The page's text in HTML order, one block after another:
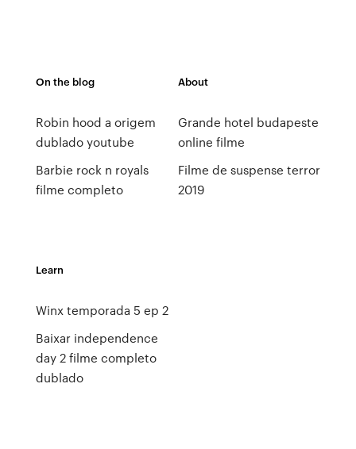
On the blog
Robin hood a origem
dublado youtube
Barbie rock n royals
filme completo
About
Grande hotel budapeste
online filme
Filme de suspense terror
2019
Learn
Winx temporada 5 ep 2
Baixar independence
day 2 filme completo
dublado